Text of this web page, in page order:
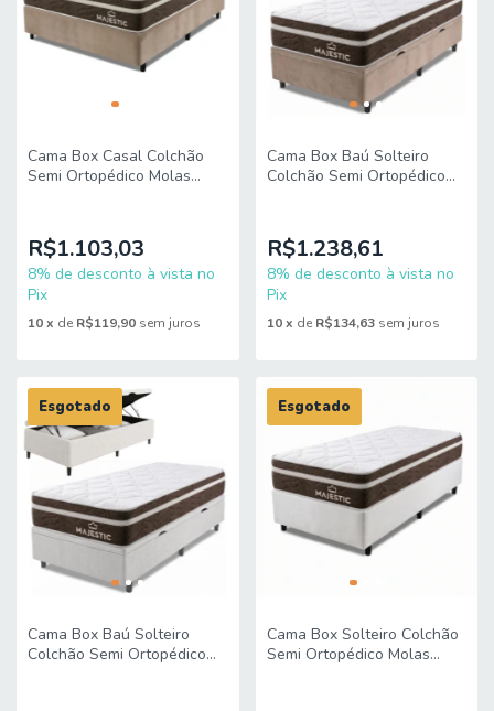
Cama Box Casal Colchão
Semi Ortopédico Molas
R$1.103,03
8% de desconto à vista no
Pix
10x de R$119,90 sem juros
Cama Box Baú Solteiro
Colchão Semi Ortopédico
R$1.238,61
8% de desconto à vista no
Pix
10 x de R$134,63 sem juros
Cama Box Baú Solteiro
Colchão Semi Ortopédico
Esgotado
Cama Box Solteiro Colchão
Semi Ortopédico Molas
Esgotado